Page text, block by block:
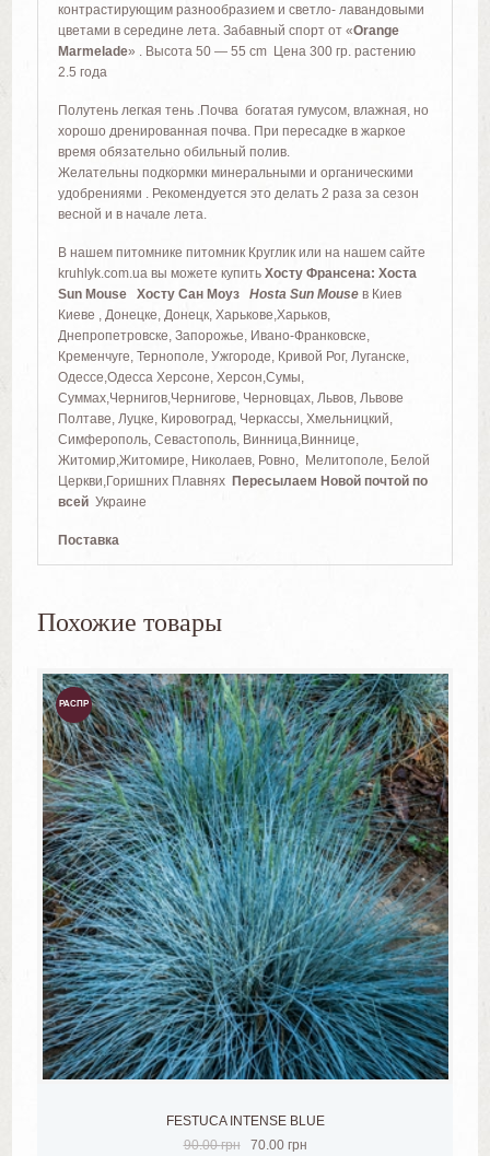
контрастирующим разнообразием и светло- лавандовыми
цветами в середине лета. Забавный спорт от «Orange
Marmelade» . Высота 50 — 55 cm Цена 300 гр. растению
2.5 года
Полутень легкая тень . Почва богатая гумусом, влажная, но
хорошо дренированная почва. При пересадке в жаркое
время обязательно обильный полив.
Желательны подкормки минеральными и органическими
удобрениями . Рекомендуется это делать 2 раза за сезон
весной и в начале лета.
В нашем питомнике питомник Круглик или на нашем сайте
kruhlyk.com.ua вы можете купить Хосту Франсена: Хоста
Sun Mouse Хосту Сан Моуз Hosta Sun Mouseв Киев
Киеве , Донецке, Донецк, Харькове,Харьков,
Днепропетровске, Запорожье, Ивано-Франковске,
Кременчуге, Тернополе, Ужгороде, Кривой Рог, Луганске,
Одессе,Одесса Херсоне, Херсон,Сумы,
Суммах,Чернигов,Чернигове, Черновцах, Львов, Львове
Полтаве, Луцке, Кировоград, Черкассы, Хмельницкий,
Симферополь, Севастополь, Винница,Виннице,
Житомир,Житомире, Николаев, Ровно, Мелитополе, Белой
Церкви,Горишних Плавнях Пересылаем Новой почтой по
всейУкраине
Поставка
Похожие товары
РАСПР
ОДАЖ
А!
FESTUCA INTENSE BLUE
90.00грн 70.00 грн